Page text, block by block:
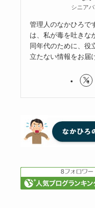
シニア
管理人のなかひろで
は、私が毒を吐きな
同年代のために、役
立たない情報をお届